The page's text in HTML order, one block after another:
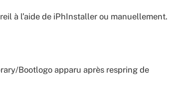
à l’aide de iPhInstaller ou manuellement.
Bootlogo apparu après respring de